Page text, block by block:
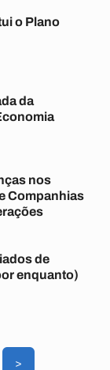
o Plano
da
nos
Companhias
de
enquanto)
>